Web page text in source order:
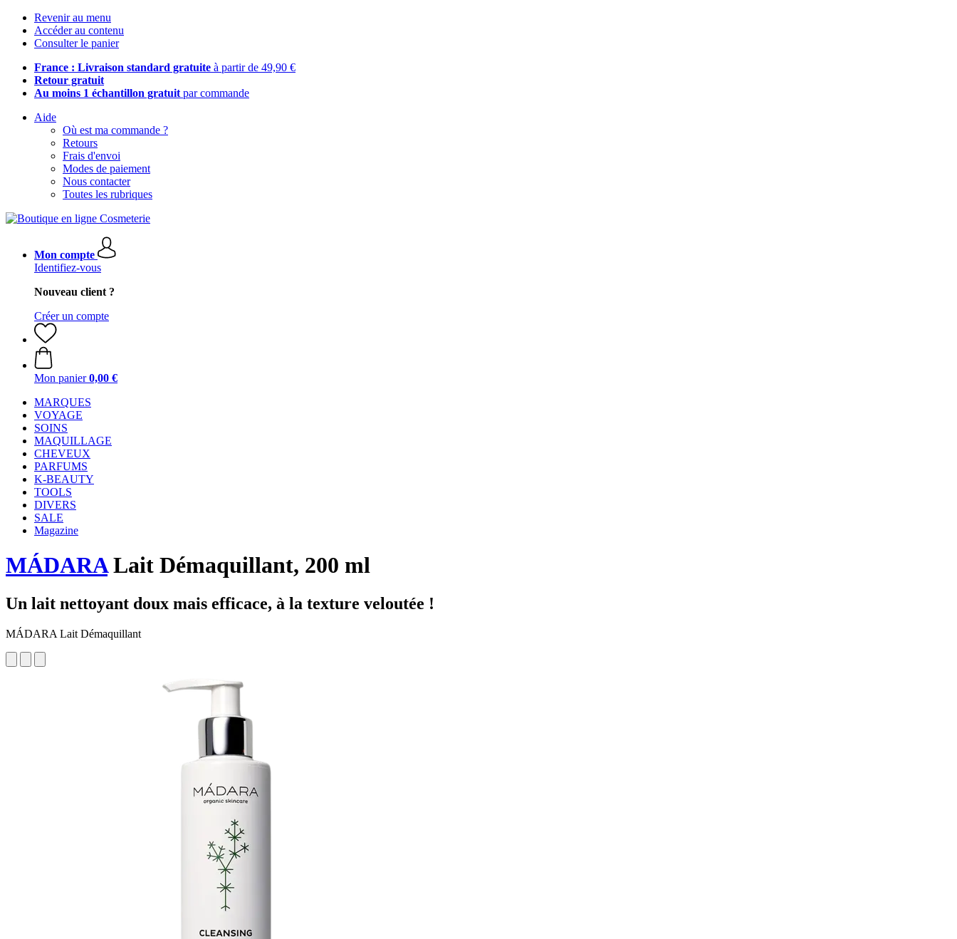
Revenir au menu
Accéder au contenu
Consulter le panier
France : Livraison standard gratuite à partir de 49,90 €
Retour gratuit
Au moins 1 échantillon gratuit par commande
Aide
Où est ma commande ?
Retours
Frais d'envoi
Modes de paiement
Nous contacter
Toutes les rubriques
Mon compte
Identifiez-vous
Nouveau client ?
Créer un compte
Mon panier 0,00 €
MARQUES
VOYAGE
SOINS
MAQUILLAGE
CHEVEUX
PARFUMS
K-BEAUTY
TOOLS
DIVERS
SALE
Magazine
MÁDARALait Démaquillant, 200 ml
Un lait nettoyant doux mais efficace, à la texture veloutée !
MÁDARA Lait Démaquillant